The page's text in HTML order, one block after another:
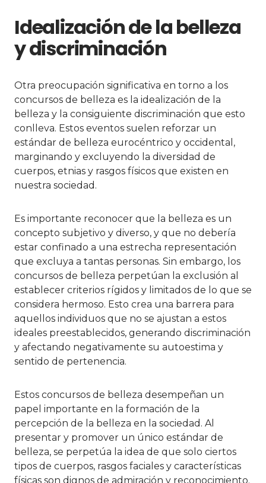
Idealización de la belleza
y discriminación
Otra preocupación significativa en torno a los
concursos de belleza es la idealización de la
belleza y la consiguiente discriminación que esto
conlleva. Estos eventos suelen reforzar un
estándar de belleza eurocéntrico y occidental,
marginando y excluyendo la diversidad de
cuerpos, etnias y rasgos físicos que existen en
nuestra sociedad.
Es importante reconocer que la belleza es un
concepto subjetivo y diverso, y que no debería
estar confinado a una estrecha representación
que excluya a tantas personas. Sin embargo, los
concursos de belleza perpetúan la exclusión al
establecer criterios rígidos y limitados de lo que se
considera hermoso. Esto crea una barrera para
aquellos individuos que no se ajustan a estos
ideales preestablecidos, generando discriminación
y afectando negativamente su autoestima y
sentido de pertenencia.
Estos concursos de belleza desempeñan un
papel importante en la formación de la
percepción de la belleza en la sociedad. Al
presentar y promover un único estándar de
belleza, se perpetúa la idea de que solo ciertos
tipos de cuerpos, rasgos faciales y características
físicas son dignos de admiración y reconocimiento.